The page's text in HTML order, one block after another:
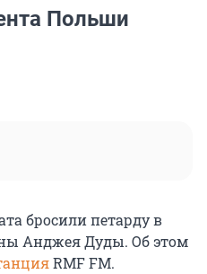
Польши
бросили петарду в
Анджея Дуды. Об этом
RMF FM.